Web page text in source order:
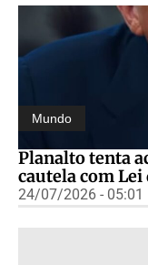
Mundo
Planalto tenta
cautela com Lei
24/07/2026 - 05:01